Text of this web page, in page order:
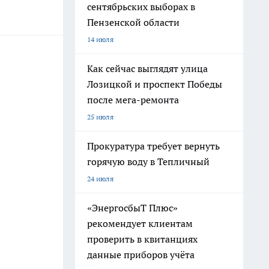
сентябрьских выборах в
Пензенской области
14 июля
Как сейчас выглядят улица
Лозицкой и проспект Победы
после мега-ремонта
25 июля
Прокуратура требует вернуть
горячую воду в Тепличный
24 июля
«ЭнергосбыТ Плюс»
рекомендует клиентам
проверить в квитанциях
данные приборов учёта